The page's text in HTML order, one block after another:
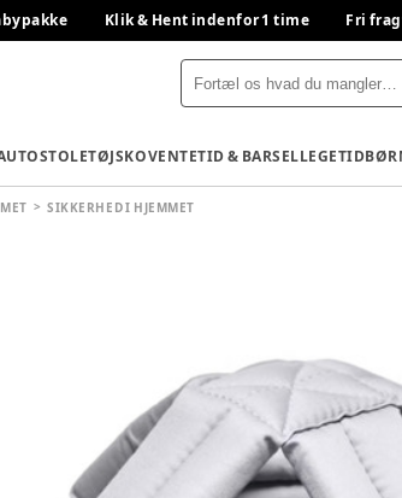
Klik & Hent indenfor 1 time Fri
TØJSKOVENTETID & BARSELLEGETID
SIKKERHED I HJEMMET